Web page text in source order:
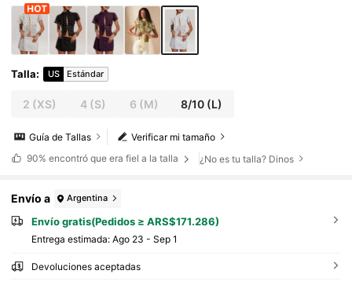
Talla: US Estándar
2 (XS) 4(S) 6 (M) 8/10 (L)
Verificar mi tamaño
Guía de Tallas
90% encontró que era fiel a la talla ¿No es tu talla? Dinos
Envío a Argentina
Envío gratis(Pedidos ≥ ARS$171.286)
Entrega estimada: Ago 23 - Sep 1
Devoluciones aceptadas